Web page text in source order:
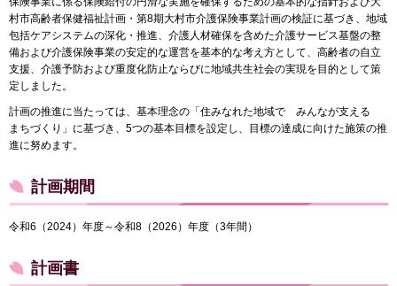
村市高齢者保健福祉計画・第8期大村市介護保険事業計画の検証に基づき、地域
包括ケアシステムの深化・推進、介護人材確保を含めた介護サービス基盤の整
備および介護保険事業の安定的な運営を基本的な考え方として、高齢者の自立
支援、介護予防および重度化防止ならびに地域共生社会の実現を目的として策
定しました。
計画の推進に当たっては、基本理念の「住みなれた地域で みんなが支える
まちづくり」に基づき、5つの基本目標を設定し、目標の達成に向けた施策の推
進に努めます。
計画期間
令和6（2024）年度～令和8（2026）年度（3年間）
計画書